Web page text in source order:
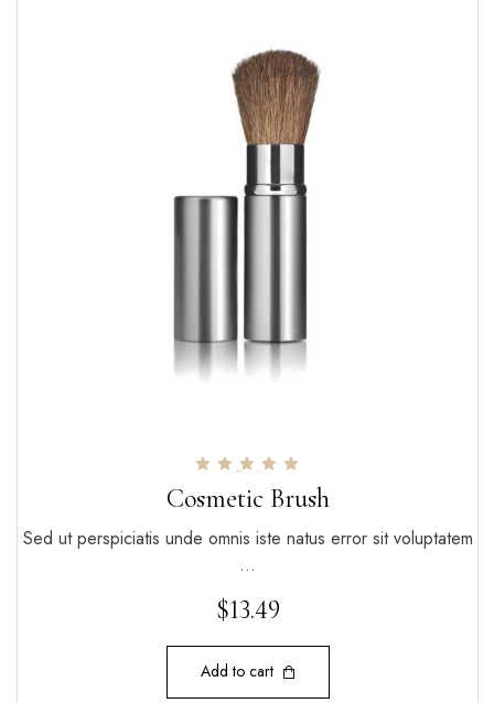
Rated
out of 5
Cosmetic Brush
Sed ut perspiciatis unde omnis iste natus error sit voluptatem
…
$13.49
Add to cart